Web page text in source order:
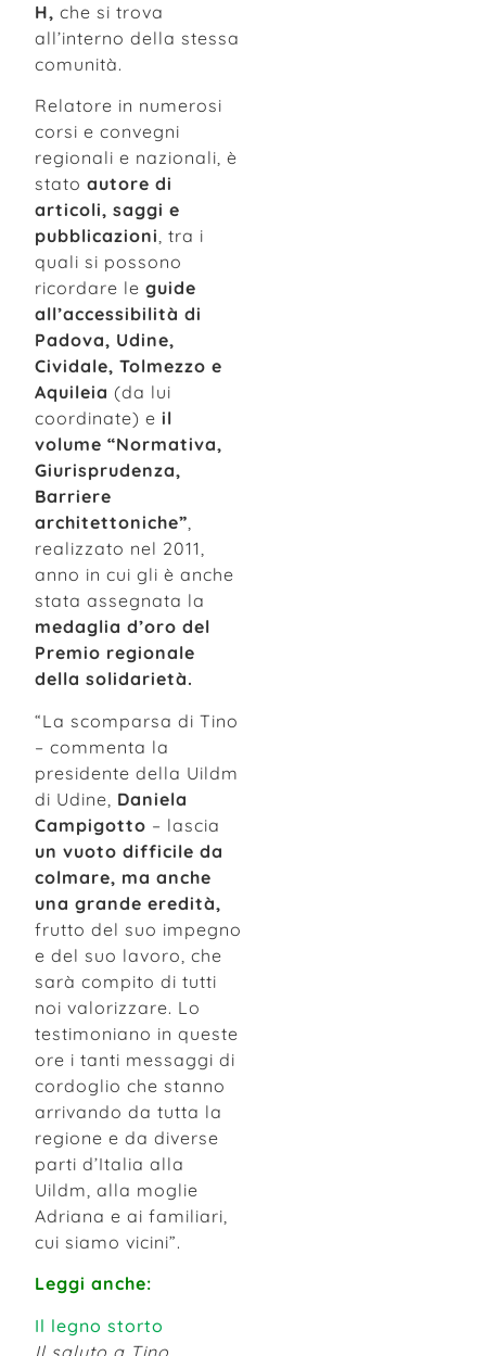
H, che si trova
all’interno della stessa
comunità.
Relatore in numerosi
corsi e convegni
regionali e nazionali, è
stato autore di
articoli, saggi e
pubblicazioni, tra i
quali si possono
ricordare le guide
all’accessibilità di
Padova, Udine,
Cividale, Tolmezzo e
Aquileia (da lui
coordinate) e il
volume “Normativa,
Giurisprudenza,
Barriere
architettoniche”,
realizzato nel 2011,
anno in cui gli è anche
stata assegnata la
medaglia d’oro del
Premio regionale
della solidarietà.
“La scomparsa di Tino
– commenta la
presidente della Uildm
di Udine, Daniela
Campigotto – lascia
un vuoto difficile da
colmare, ma anche
una grande eredità,
frutto del suo impegno
e del suo lavoro, che
sarà compito di tutti
noi valorizzare. Lo
testimoniano in queste
ore i tanti messaggi di
cordoglio che stanno
arrivando da tutta la
regione e da diverse
parti d’Italia alla
Uildm, alla moglie
Adriana e ai familiari,
cui siamo vicini”.
Leggi anche:
Il legno storto
Il saluto a Tino